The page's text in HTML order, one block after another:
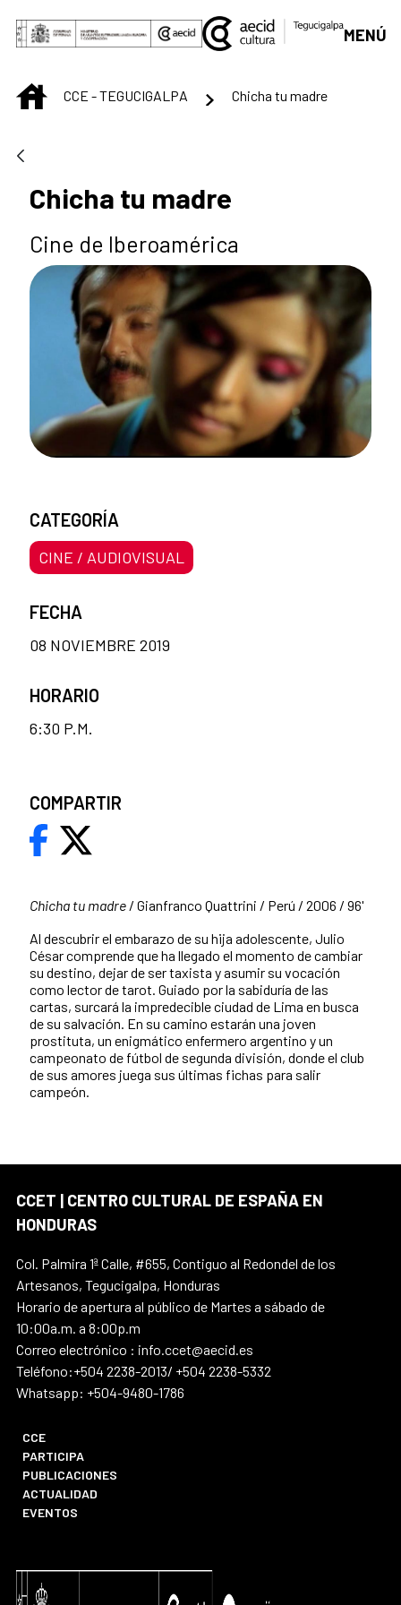
Saltar al contenido principal
MENÚ
INICIOCCE - TEGUCIGALPA Chicha tu madre
Chicha tu madre
Cine de Iberoamérica
Chicha tu madre / Gianfranco Quattrini / Perú / 2006 / 96'
Al descubrir el embarazo de su hija adolescente, Julio
César comprende que ha llegado el momento de cambiar
su destino, dejar de ser taxista y asumir su vocación
como lector de tarot. Guiado por la sabiduría de las
cartas, surcará la impredecible ciudad de Lima en busca
de su salvación. En su camino estarán una joven
prostituta, un enigmático enfermero argentino y un
campeonato de fútbol de segunda división, donde el club
de sus amores juega sus últimas fichas para salir
campeón.
CATEGORÍA
CINE / AUDIOVISUAL
FECHA
08 NOVIEMBRE 2019
HORARIO
6:30 P.M.
COMPARTIR
CCET | CENTRO CULTURAL DE ESPAÑA EN
HONDURAS
Col. Palmira 1ª Calle, #655, Contiguo al Redondel de los
Artesanos, Tegucigalpa, Honduras
Horario de apertura al público de Martes a sábado de
10:00a.m. a 8:00p.m
Correo electrónico : info.ccet@aecid.es
Teléfono:+504 2238-2013/ +504 2238-5332
Whatsapp: +504-9480-1786
CCE
PARTICIPA
PUBLICACIONES
ACTUALIDAD
EVENTOS